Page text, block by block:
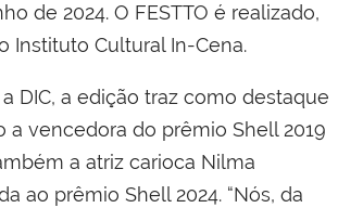
de 2024. O FESTTO é realizado,
Instituto Cultural In-Cena.
DIC, a edição traz como destaque
a vencedora do prêmio Shell 2019
a atriz carioca Nilma
ao prêmio Shell 2024. “Nós, da